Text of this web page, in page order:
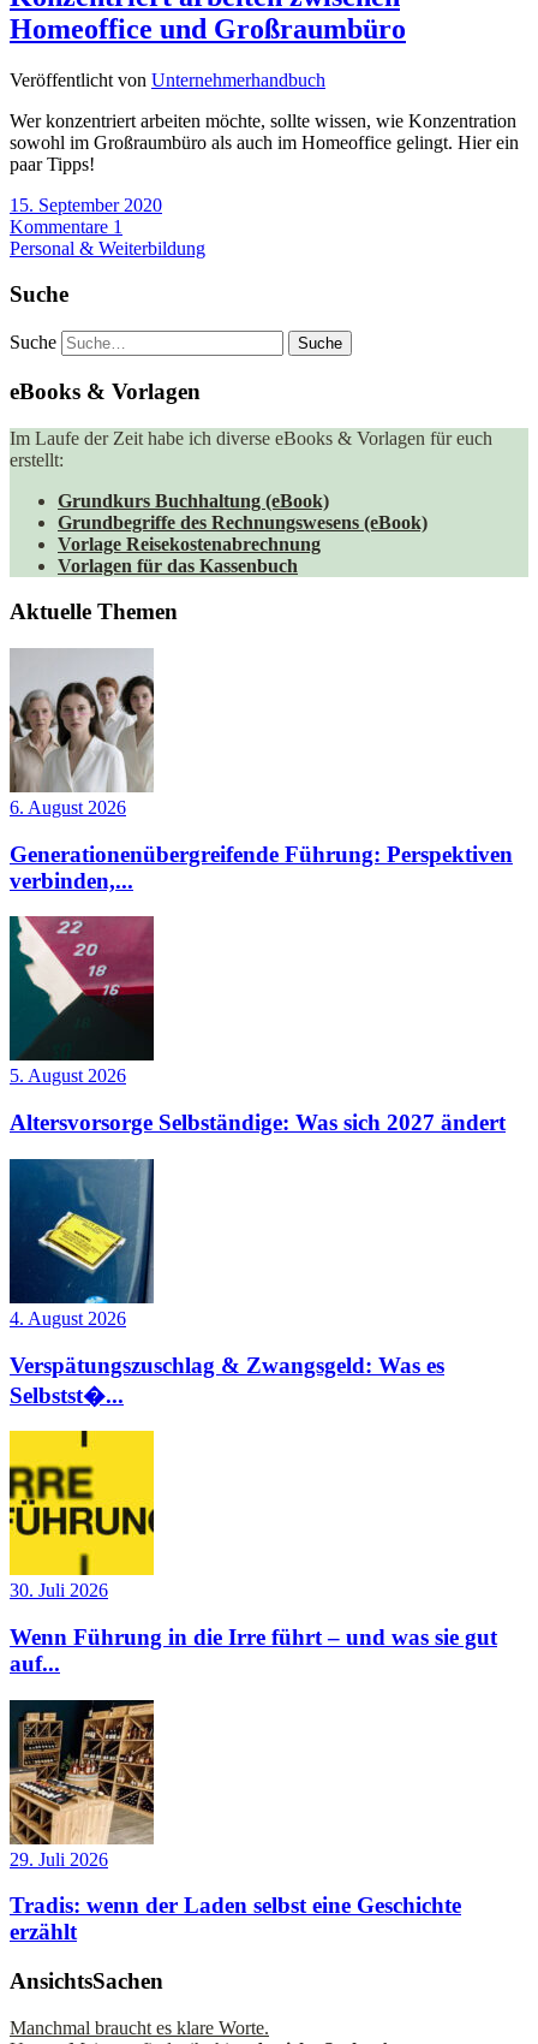
Homeoffice und Großraumbüro
Veröffentlicht von Unternehmerhandbuch
Wer konzentriert arbeiten möchte, sollte wissen, wie Konzentration
sowohl im Großraumbüro als auch im Homeoffice gelingt. Hier ein
paar Tipps!
15. September 2020
Kommentare 1
Personal & Weiterbildung
Suche
Suche
eBooks & Vorlagen
Im Laufe der Zeit habe ich diverse eBooks & Vorlagen für euch
erstellt:
Grundkurs Buchhaltung (eBook)
Grundbegriffe des Rechnungswesens (eBook)
Vorlage Reisekostenabrechnung
Vorlagen für das Kassenbuch
Aktuelle Themen
6. August 2026
Generationenübergreifende Führung: Perspektiven
verbinden,...
5. August 2026
Altersvorsorge Selbständige: Was sich 2027 ändert
4. August 2026
Verspätungszuschlag & Zwangsgeld: Was es
Selbstst�...
30. Juli 2026
Wenn Führung in die Irre führt – und was sie gut
auf...
29. Juli 2026
Tradis: wenn der Laden selbst eine Geschichte
erzählt
AnsichtsSachen
Manchmal braucht es klare Worte.